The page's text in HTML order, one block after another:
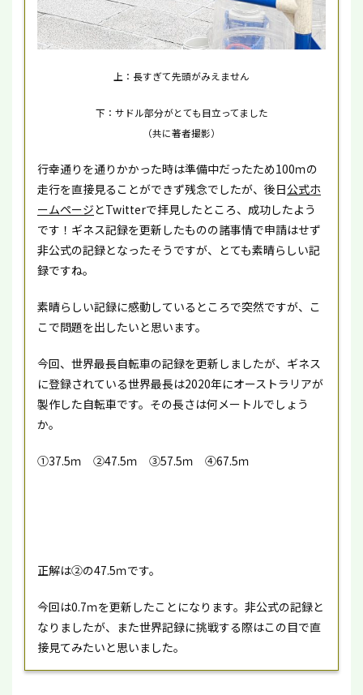
上：長すぎて先頭がみえません
下：サドル部分がとても目立ってました
（共に著者撮影）
行幸通りを通りかかった時は準備中だったため100ｍの
走行を直接見ることができず残念でしたが、後日公式ホ
ームページとTwitterで拝見したところ、成功したよう
です！ギネス記録を更新したものの諸事情で申請はせず
非公式の記録となったそうですが、とても素晴らしい記
録ですね。
素晴らしい記録に感動しているところで突然ですが、こ
こで問題を出したいと思います。
今回、世界最長自転車の記録を更新しましたが、ギネス
に登録されている世界最長は2020年にオーストラリアが
製作した自転車です。その長さは何メートルでしょう
か。
①37.5ｍ ②47.5ｍ ③57.5ｍ ④67.5ｍ
正解は②の47.5ｍです。
今回は0.7ｍを更新したことになります。非公式の記録と
なりましたが、また世界記録に挑戦する際はこの目で直
接見てみたいと思いました。